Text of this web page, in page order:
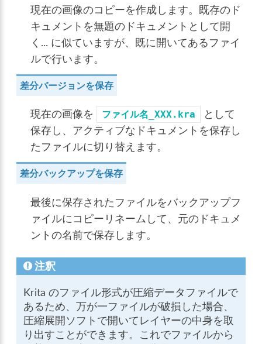
現在の画像のコピーを作成します。 既存のド
キュメントを無題のドキュメントとして開
く... に似ていますが、既に開いてあるファイ
ルで行います。
差分バージョンを保存
現在の画像を ファイル名_XXX.kra
として
保存し、アクティブなドキュメントを保存し
たファイルに切り替えます。
差分バックアップを保存
最後に保存されたファイルをバックアップフ
ァイルにコピーリネームして、元のドキュメ
ントの名前で保存します。
注釈
Krita のファイル形式が圧縮データファイルで
あるため、万が一ファイルが破損した場合、
圧縮展開ソフトで開いてレイヤーの中身を取
り出すことができます。これでファイルから